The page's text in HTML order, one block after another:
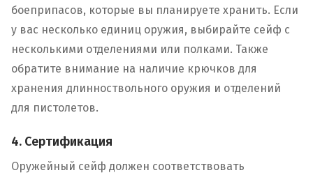
боеприпасов, которые вы планируете хранить. Если
у вас несколько единиц оружия, выбирайте сейф с
несколькими отделениями или полками. Также
обратите внимание на наличие крючков для
хранения длинноствольного оружия и отделений
для пистолетов.
4. Сертификация
Оружейный сейф должен соответствовать